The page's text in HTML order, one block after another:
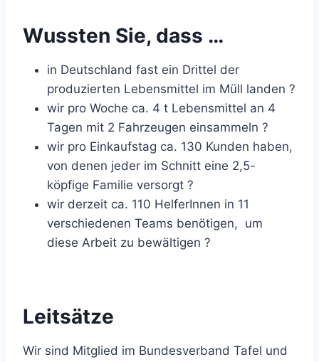
Wussten Sie, dass …
in Deutschland fast ein Drittel der
produzierten Lebensmittel im Müll landen ?
wir pro Woche ca. 4 t Lebensmittel an 4
Tagen mit 2 Fahrzeugen einsammeln ?
wir pro Einkaufstag ca. 130 Kunden haben,
von denen jeder im Schnitt eine 2,5-
köpfige Familie versorgt ?
wir derzeit ca. 110 HelferInnen in 11
verschiedenen Teams benötigen, um
diese Arbeit zu bewältigen ?
Leitsätze
Wir sind Mitglied im Bundesverband Tafel und